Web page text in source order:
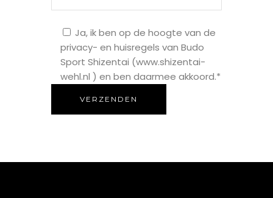
Ja, ik ben op de hoogte van de
privacy- en huisregels van Budo
Sport Shizentai (www.shizentai-
wehl.nl ) en ben daarmee akkoord.*
VERZENDEN